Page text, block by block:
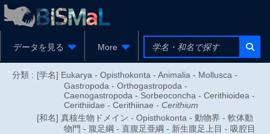
データを見る More
分類 : [学名] Eukarya - Opisthokonta - Animalia - Mollusca -
Gastropoda - Orthogastropoda -
Caenogastropoda - Sorbeoconcha - Cerithioidea -
Cerithiidae - Cerithiinae - Cerithium
[和名] 真核生物ドメイン - Opisthokonta - 動物界 - 軟体動
物門 - 腹足綱 - 直腹足亜綱 - 新生腹足上目 - 吸腔目